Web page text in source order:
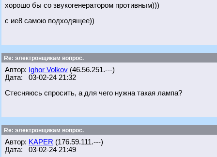
хорошо бы со звукогенератором противным)))
с ие8 самою подходящее))
Re: электронщикам вопрос.
Автор: Ighor Volkov (46.56.251.---)
Дата: 03-02-24 21:32
Стесняюсь спросить, а для чего нужна такая лампа?
Re: электронщикам вопрос.
Автор: KAPER (176.59.111.---)
Дата: 03-02-24 21:49